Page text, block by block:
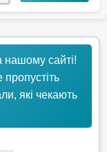
сайті!
пропустіть
які чекають